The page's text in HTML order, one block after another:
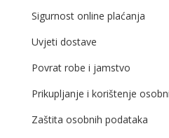
Sigurnost online plaćanja
Uvjeti dostave
Povrat robe i jamstvo
Prikupljanje i korištenje
Zaštita osobnih podataka